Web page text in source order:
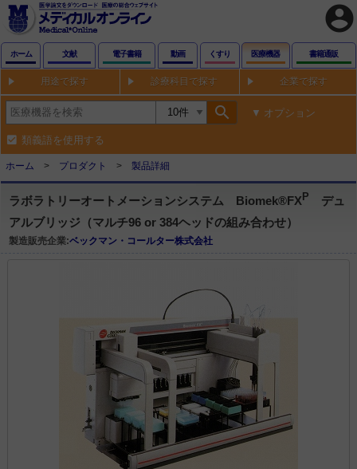
account_circle
ホーム 文献 電子書籍 動画 くすり 医療機器 書籍通販
用途で探す 診療科目で探す 企業で探す
search オプション
類義語を使用する
ホーム プロダクト 製品詳細
ラボラトリーオートメーションシステム Biomek®FX P
デュ
アルブリッジ（マルチ96 or 384ヘッドの組み合わせ）
製造販売企業:ベックマン・コールター株式会社